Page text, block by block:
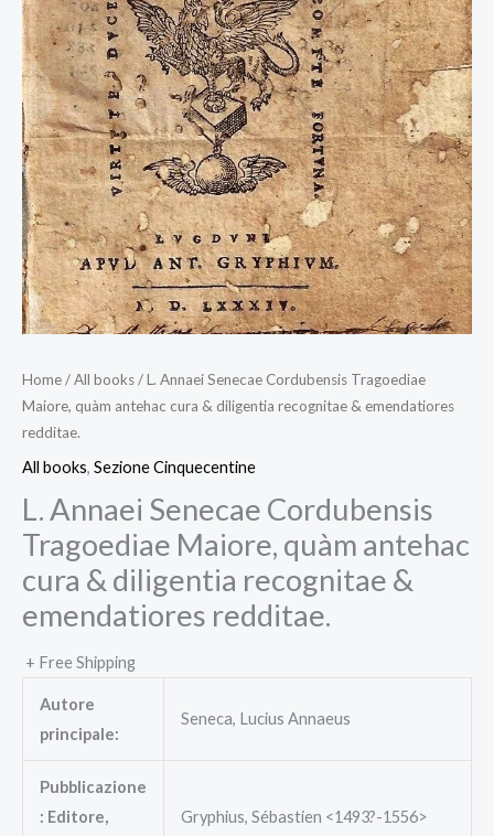
Home/All books/ L. Annaei Senecae Cordubensis Tragoediae
Maiore, quàm antehac cura & diligentia recognitae & emendatiores
redditae.
All books, Sezione Cinquecentine
L. Annaei Senecae Cordubensis
Tragoediae Maiore, quàm antehac
cura & diligentia recognitae &
emendatiores redditae.
+ Free Shipping
Autore
principale:
Seneca, Lucius Annaeus
Pubblicazione
: Editore,
Gryphius, Sébastien <1493?-1556>